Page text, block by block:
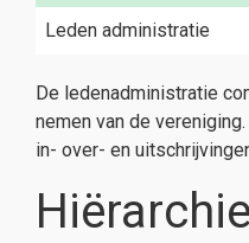
Leden administratie
De ledenadministratie
nemen van de
in- over- en
Hiërarchie